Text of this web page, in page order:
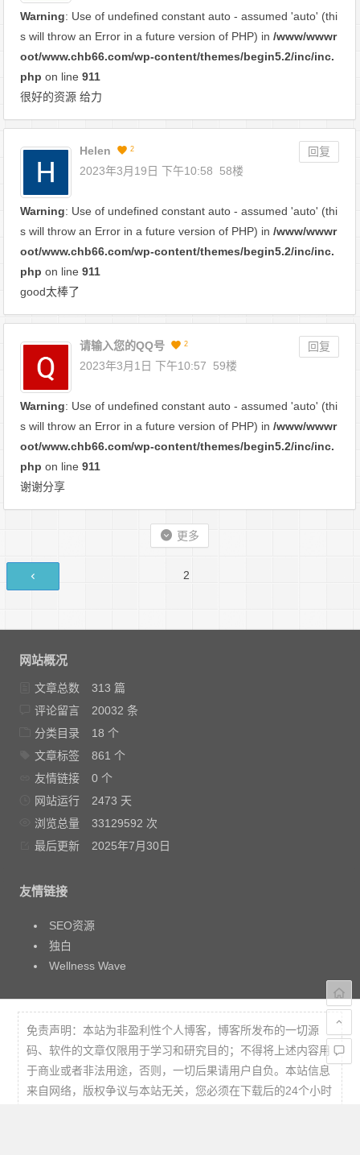
Warning: Use of undefined constant auto - assumed 'auto' (thi
s will throw an Error in a future version of PHP) in/www/wwwr
oot/www.chb66.com/wp-content/themes/begin5.2/inc/inc.
php on line911
很好的资源 给力
Helen 2
回复
2023年3月19日 下午10:58
58楼
Warning: Use of undefined constant auto - assumed 'auto' (thi
s will throw an Error in a future version of PHP) in/www/wwwr
oot/www.chb66.com/wp-content/themes/begin5.2/inc/inc.
php on line911
good太棒了
请输入您的QQ号 2
回复
2023年3月1日 下午10:57
59楼
Warning: Use of undefined constant auto - assumed 'auto' (thi
s will throw an Error in a future version of PHP) in/www/wwwr
oot/www.chb66.com/wp-content/themes/begin5.2/inc/inc.
php on line911
谢谢分享
更多
论
航
2
网站概况
文章总数
313 篇
评论留言
20032 条
分类目录
18 个
文章标签
861 个
友情链接
0 个
网站运行
2473 天
浏览总量
33129592 次
最后更新
2025年7月30日
友情链接
SEO资源
独白
Wellness Wave
免责声明：本站为非盈利性个人博客，博客所发布的一切源
码、软件的文章仅限用于学习和研究目的；不得将上述内容用
于商业或者非法用途，否则，一切后果请用户自负。本站信息
来自网络，版权争议与本站无关，您必须在下载后的24个小时